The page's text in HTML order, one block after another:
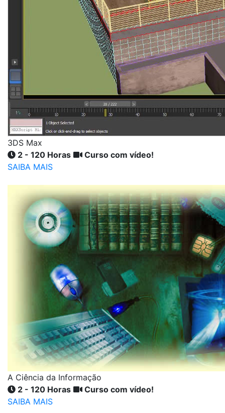
3DS Max
2 - 120 Horas
Curso com vídeo!
SAIBA MAIS
A Ciência da Informação
2 - 120 Horas
Curso com vídeo!
SAIBA MAIS